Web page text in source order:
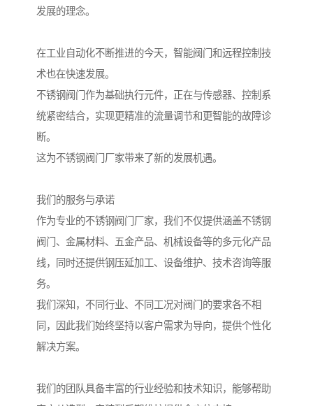
发展的理念。
在工业自动化不断推进的今天，智能阀门和远程控制技
术也在快速发展。
不锈钢阀门作为基础执行元件，正在与传感器、控制系
统紧密结合，实现更精准的流量调节和更智能的故障诊
断。
这为不锈钢阀门厂家带来了新的发展机遇。
我们的服务与承诺
作为专业的不锈钢阀门厂家，我们不仅提供涵盖不锈钢
阀门、金属材料、五金产品、机械设备等的多元化产品
线，同时还提供钢压延加工、设备维护、技术咨询等服
务。
我们深知，不同行业、不同工况对阀门的要求各不相
同，因此我们始终坚持以客户需求为导向，提供个性化
解决方案。
我们的团队具备丰富的行业经验和技术知识，能够帮助